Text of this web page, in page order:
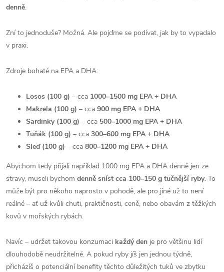
denně.
Zní to jednoduše? Možná. Ale pojďme se podívat, jak by to vypadalo
v praxi.
Zdroje bohaté na EPA a DHA:
Losos (100 g) – cca 1000–1500 mg EPA + DHA
Makrela (100 g) – cca 900 mg EPA + DHA
Sardinky (100 g) – cca 500–1000 mg EPA + DHA
Tuňák (100 g) – cca 300–600 mg EPA + DHA
Sleď (100 g) – cca 800–1200 mg EPA + DHA
Abychom tedy přijali například 1000 mg EPA a DHA denně jen ze
stravy, museli bychom denně sníst cca 100–150 g tučnější ryby. To
může být pro někoho naprosto v pohodě, ale pro jiné už to není
reálné – ať už kvůli chuti, praktičnosti, ceně, nebo obavám z těžkých
kovů v mořských rybách.
Navíc – udržet takovou konzumaci každý den je pro většinu lidí
dlouhodobě neudržitelné. A pokud ryby jíš jen jednou týdně,
přicházíš o potenciální benefity těchto důležitých tuků ve zbytku